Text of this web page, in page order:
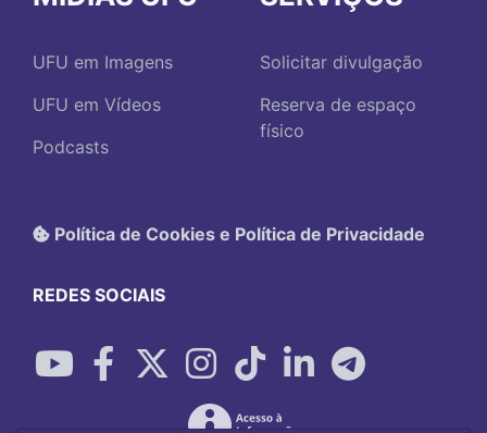
UFU em Imagens
UFU em Vídeos
Podcasts
Solicitar divulgação
Reserva de espaço
físico
Política de Cookies e Política de Privacidade
REDES SOCIAIS